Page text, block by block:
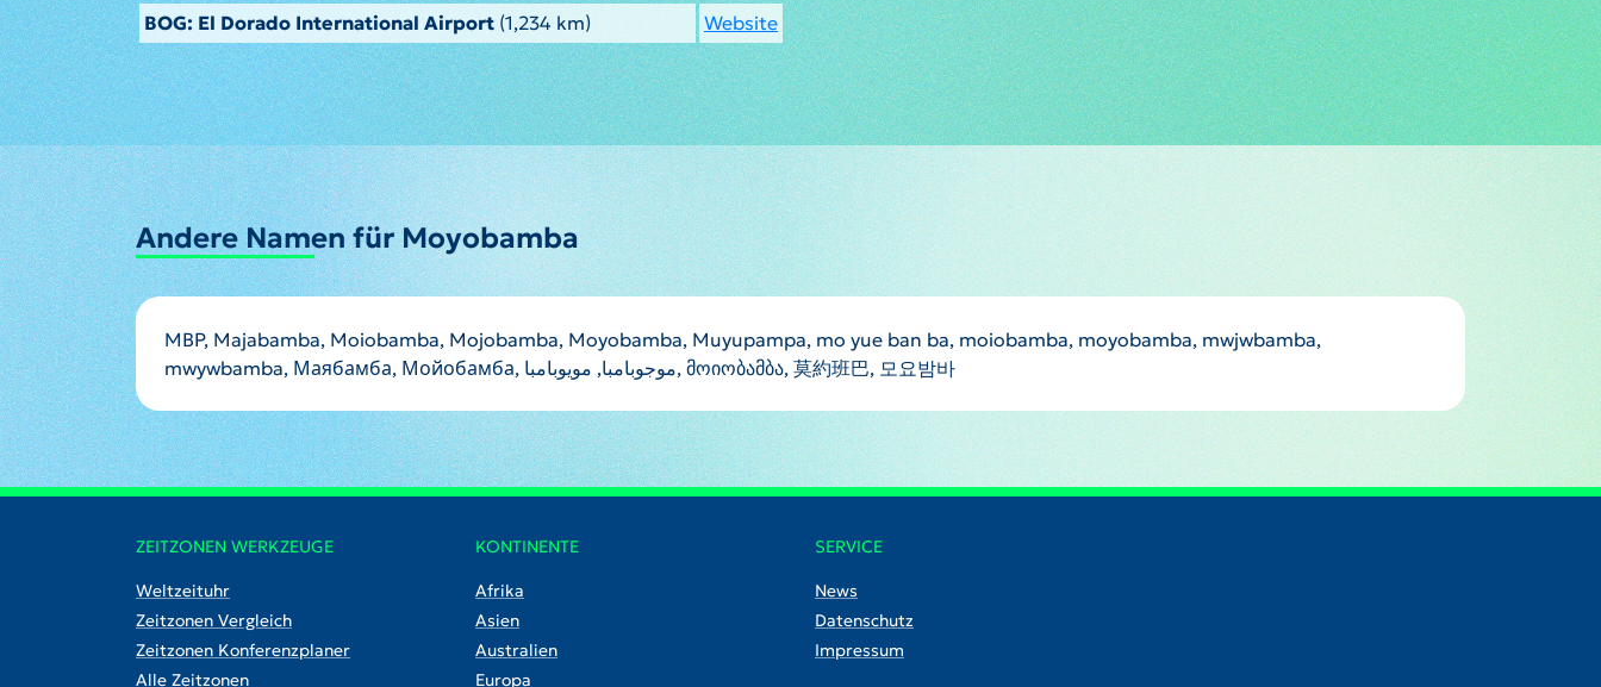
BOG: El Dorado International Airport (1,234 km) Website
Andere Namen für Moyobamba
MBP, Majabamba, Moiobamba, Mojobamba, Moyobamba, Muyupampa, mo yue ban ba, moiobamba, moyobamba, mwjwbamba,
mwywbamba, Маябамба, Мойобамба, موجوبامبا, مویوبامبا, მოიობამბა, 莫約班巴, 모요밤바
ZEITZONEN WERKZEUGE
Weltzeituhr
Zeitzonen Vergleich
Zeitzonen Konferenzplaner
Alle Zeitzonen
KONTINENTE
Afrika
Asien
Australien
Europa
SERVICE
News
Datenschutz
Impressum